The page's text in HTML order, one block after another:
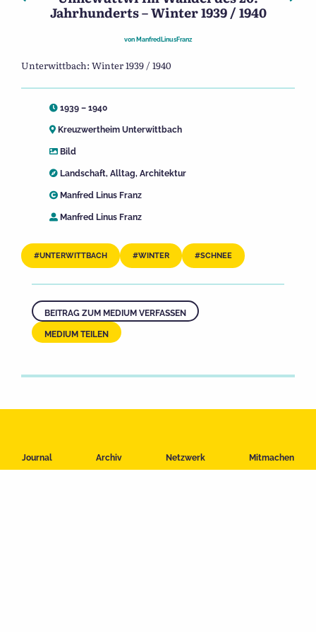
Journal Archiv Netzwerk Mitmachen
Jahrhunderts – Winter 1939 / 1940
von ManfredLinusFranz
Unterwittbach: Winter 1939 / 1940
1939 – 1940
Kreuzwertheim Unterwittbach
Bild
Landschaft, Alltag, Architektur
Manfred Linus Franz
Manfred Linus Franz
UNTERWITTBACH WINTER SCHNEE
BEITRAG ZUM MEDIUM VERFASSEN
MEDIUM TEILEN